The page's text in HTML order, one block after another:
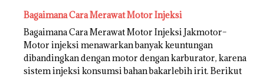
Bagaimana Cara Merawat Motor Injeksi
Bagaimana Cara Merawat Motor Injeksi Jakmotor–
Motor injeksi menawarkan banyak keuntungan
dibandingkan dengan motor dengan karburator, karena
sistem injeksi konsumsi bahan bakarlebih irit. Berikut